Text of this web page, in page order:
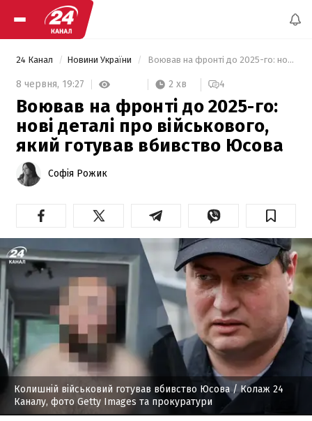
24 Канал Новини України Воював на фронті до 2025-го: нові деталі про військового, який готував вбивство Юсова
8 червня, 19:27 2 хв 4
Воював на фронті до 2025-го:
нові деталі про військового,
який готував вбивство Юсова
Софія Рожик
Колишній військовий готував вбивство Юсова/ Колаж 24
Каналу, фото Getty Images та прокуратури